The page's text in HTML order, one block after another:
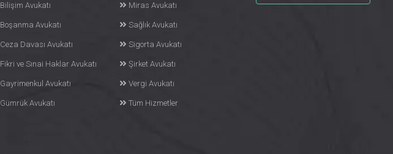
Bilişim Avukatı
Boşanma Avukatı
Ceza Davası Avukatı
Fikri ve Sınai Haklar Avukatı
Gayrimenkul Avukatı
Gümrük Avukatı
Miras Avukatı
Sağlık Avukatı
Sigorta Avukatı
Şirket Avukatı
Vergi Avukatı
Tüm Hizmetler